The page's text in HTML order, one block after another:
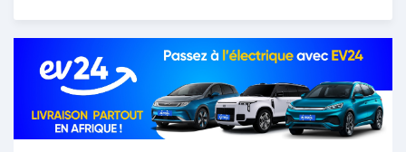
➖ *5 places*
➖ *Prix : 1.650.000f CFA*
*Négociable légèrement*
*Lieu de visite: (BOA ZOGBO)*